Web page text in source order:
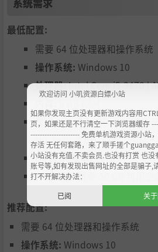
最低配置:
需要 64 位处理器和操作系统
操作系统: Windows 10
处理器:Intel Core i5-3470 |
显卡:Nvidia GeForce GTX
HD 7970, 3 GB
DirectX 版本:11
存储空间:需要 50 GB 可用空间
推荐配置:
需要 64 位处理器和操作系统
操作系统: Windows 10
欢迎访问 小叽资源白嫖小站
如果你发现主页没有更新游戏内容用
页，如果还是不行清空一下浏览器缓存
--------------------- 免费单机游戏资源小站
存活 无任何套路，来了顺手搓个
小站没有充值.不卖会员.也没有打赏 也
账号等,如有发现出售网址的全部是骗子,
打不开解决办法：
已阅
关